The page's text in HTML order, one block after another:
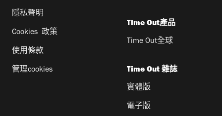
隱私聲明
Cookies 政策
使用條款
管理cookies
Time Out產品
Time Out全球
Time Out 雜誌
實體版
電子版